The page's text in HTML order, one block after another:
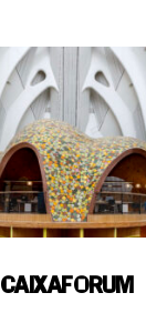
CAIXAFORUM